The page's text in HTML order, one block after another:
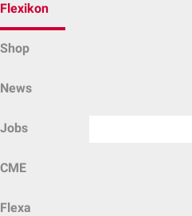
Flexikon
Shop
News
Jobs
CME
Flexa